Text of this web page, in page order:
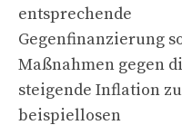
entsprechende
Gegenfinanzierung
Maßnahmen gegen
steigende Inflation
beispiellosen